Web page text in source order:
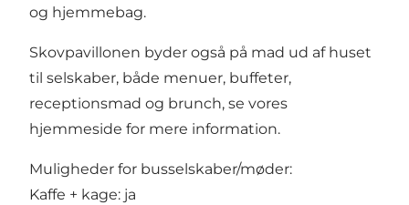
og hjemmebag.
Skovpavillonen byder også på mad ud af huset
til selskaber, både menuer, buffeter,
receptionsmad og brunch, se vores
hjemmeside for mere information.
Muligheder for busselskaber/møder:
Kaffe + kage: ja